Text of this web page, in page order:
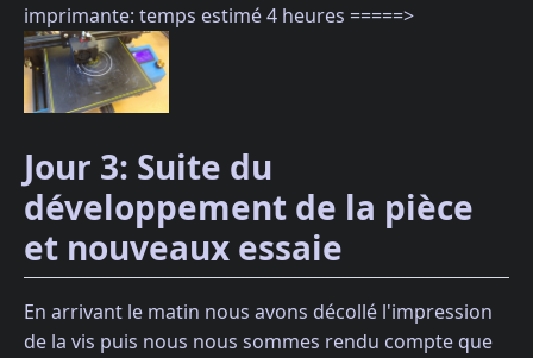
imprimante: temps estimé 4 heures =====>
Jour 3: Suite du
développement de la pièce
et nouveaux essaie
En arrivant le matin nous avons décollé l'impression
de la vis puis nous nous sommes rendu compte que